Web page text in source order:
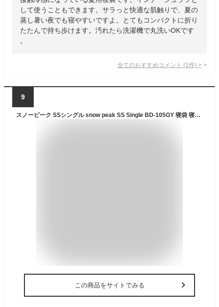
して使うこともできます。サラっと快適な肌触りで、夏の
蒸し暑い夜でも寝やすいですよ。とてもコンパクトに折り
たたんで持ち歩けます。汚れたら洗濯機で丸洗いOKです
。
全てのおすすめコメント (1 件) >
9
スノーピーク SSシングル snow peak SS Single BD-105GY 寝袋 寝具 布団 宿泊 防災 災害 シュラフ 枕 おしゃれ キャンプ アウトドア
この商品をサイトでみる